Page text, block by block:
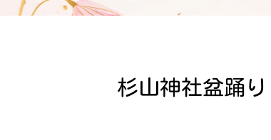
杉山神社盆踊り